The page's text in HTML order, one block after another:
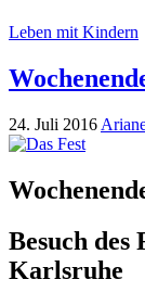
Leben mit Kindern
24. Juli 2016
Besuch des
Karlsruhe